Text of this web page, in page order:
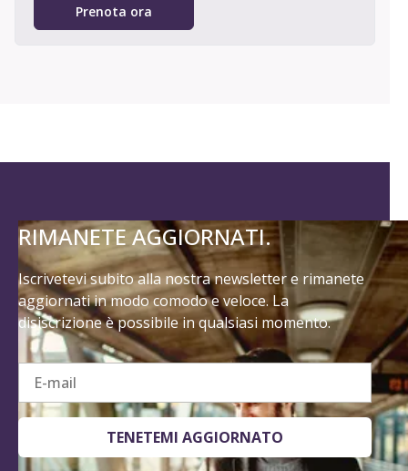
Prenota ora
RIMANETE AGGIORNATI.
Iscrivetevi subito alla nostra newsletter e rimanete
aggiornati in modo comodo e veloce. La
disiscrizione è possibile in qualsiasi momento.
E-mail
TENETEMI AGGIORNATO